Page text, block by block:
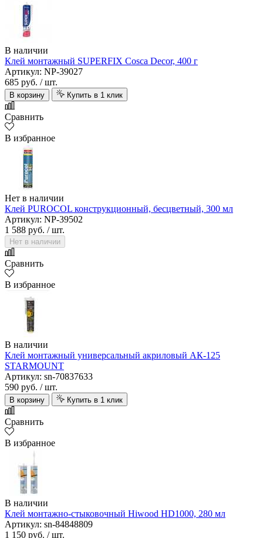
В наличии
Клей монтажный SUPERFIX Cosca Decor, 400 г
Артикул: NP-39027
685 руб. / шт.
В корзину Купить в 1 клик
Сравнить
В избранное
Нет в наличии
Клей PUROCOL конструкционный, бесцветный, 300 мл
Артикул: NP-39502
1 588 руб. / шт.
Нет в наличии
Сравнить
В избранное
В наличии
Клей монтажный универсальный акриловый АК-125
STARMOUNT
Артикул: sn-70837633
590 руб. / шт.
В корзину Купить в 1 клик
Сравнить
В избранное
В наличии
Клей монтажно-стыковочный Hiwood HD1000, 280 мл
Артикул: sn-84848809
1 150 руб. / шт.